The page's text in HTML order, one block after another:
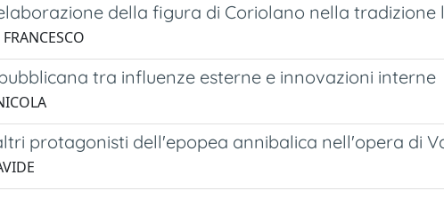
della figura di Coriolano nella
tra influenze esterne e innovazioni interne
protagonisti dell'epopea annibalica nell'opera di